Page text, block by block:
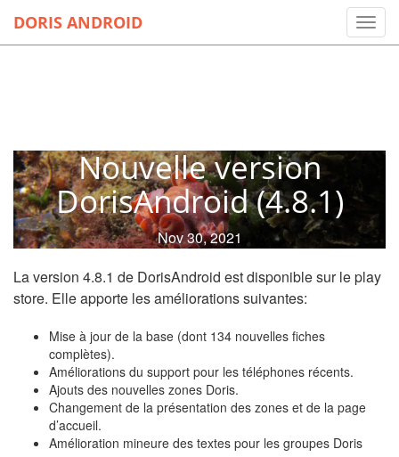
DORIS ANDROID
Nouvelle version
DorisAndroid (4.8.1)
Nov 30, 2021
La version 4.8.1 de DorisAndroid est disponible sur le play
store. Elle apporte les améliorations suivantes:
Mise à jour de la base (dont 134 nouvelles fiches
complètes).
Améliorations du support pour les téléphones récents.
Ajouts des nouvelles zones Doris.
Changement de la présentation des zones et de la page
d’accueil.
Amélioration mineure des textes pour les groupes Doris